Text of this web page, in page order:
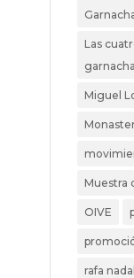
Las
garnacha
Miguel
Muestra
OIVE
rafa